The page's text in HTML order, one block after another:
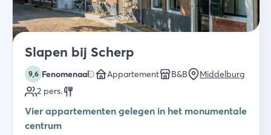
Slapen bij Scherp
9,6 Fenomenaal Appartement B&B
Middelburg
2 pers.
Vier appartementen gelegen in het monumentale
centrum